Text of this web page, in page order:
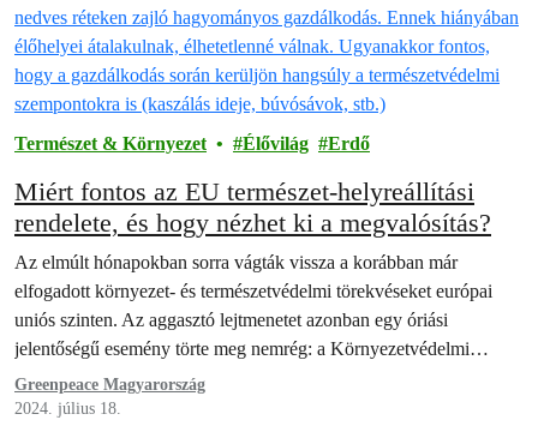
Természet & Környezet Élővilág Erdő
Miért fontos az EU természet-helyreállítási
rendelete, és hogy nézhet ki a megvalósítás?
Az elmúlt hónapokban sorra vágták vissza a korábban már
elfogadott környezet- és természetvédelmi törekvéseket európai
uniós szinten. Az aggasztó lejtmenetet azonban egy óriási
jelentőségű esemény törte meg nemrég: a Környezetvédelmi…
Greenpeace Magyarország
2024. július 18.